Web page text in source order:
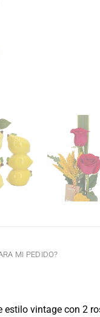
MI PEDIDO?
vintage con 2